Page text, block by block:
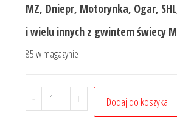
MZ, Dniepr, Motorynka, Ogar,
i wielu innych z gwintem świecy
85 w magazynie
-
ilość
Czujnik
+ Dodaj do koszyka